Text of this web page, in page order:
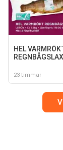
HEL
REGNBÅGSLAX
23 timmar